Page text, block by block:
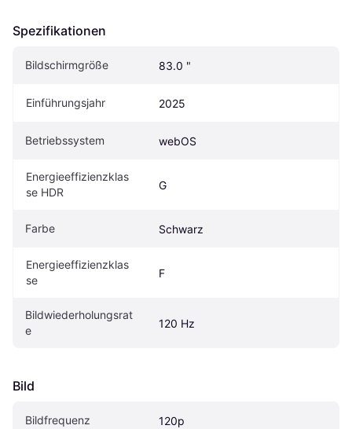
Spezifikationen
Bildschirmgröße 83.0 "
Einführungsjahr 2025
Betriebssystem webOS
Energieeffizienzklas
se HDR
G
Farbe Schwarz
Energieeffizienzklas
se
F
Bildwiederholungsrat
e
120 Hz
Bild
Bildfrequenz 120p